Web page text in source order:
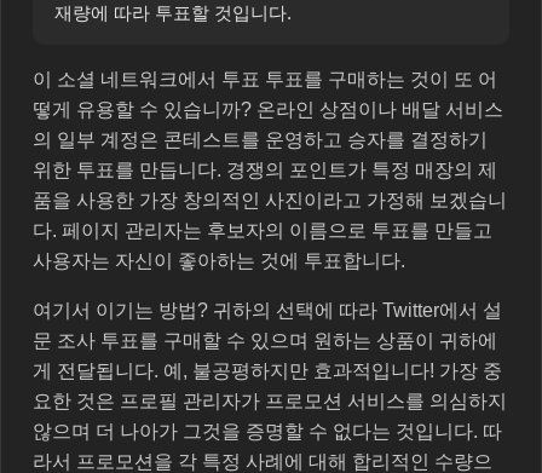
재량에 따라 투표할 것입니다.
이 소셜 네트워크에서 투표 투표를 구매하는 것이 또 어
떻게 유용할 수 있습니까? 온라인 상점이나 배달 서비스
의 일부 계정은 콘테스트를 운영하고 승자를 결정하기
위한 투표를 만듭니다. 경쟁의 포인트가 특정 매장의 제
품을 사용한 가장 창의적인 사진이라고 가정해 보겠습니
다. 페이지 관리자는 후보자의 이름으로 투표를 만들고
사용자는 자신이 좋아하는 것에 투표합니다.
여기서 이기는 방법? 귀하의 선택에 따라 Twitter에서 설
문 조사 투표를 구매할 수 있으며 원하는 상품이 귀하에
게 전달됩니다. 예, 불공평하지만 효과적입니다! 가장 중
요한 것은 프로필 관리자가 프로모션 서비스를 의심하지
않으며 더 나아가 그것을 증명할 수 없다는 것입니다. 따
라서 프로모션을 각 특정 사례에 대해 합리적인 수량으